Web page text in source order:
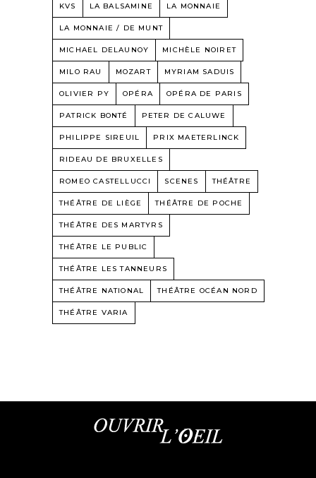
KVS LA BALSAMINE LA MONNAIE
LA MONNAIE / DE MUNT
MICHAEL DELAUNOY MICHÈLE NOIRET
MILO RAU MOZART MYRIAM SADUIS
OLIVIER PY OPÉRA OPÉRA DE PARIS
PATRICK BONTÉ PETER DE CALUWE
PHILIPPE SIREUIL PRIX MAETERLINCK
RIDEAU DE BRUXELLES
ROMEO CASTELLUCCI SCENES THÉÂTRE
THÉÂTRE DE LIÈGE THÉÂTRE DE POCHE
THÉÂTRE DES MARTYRS
THÉÂTRE LE PUBLIC
THÉÂTRE LES TANNEURS
THÉÂTRE NATIONAL THÉÂTRE OCÉAN NORD
THÉÂTRE VARIA